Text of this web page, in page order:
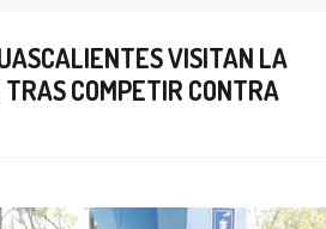
VISITAN LA
COMPETIR CONTRA